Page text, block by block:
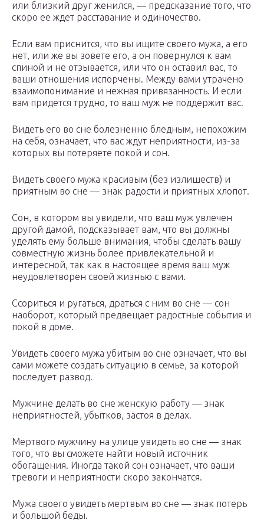
или близкий друг женился, — предсказание того, что
скоро ее ждет расставание и одиночество.
Если вам приснится, что вы ищите своего мужа, а его
нет, или же вы зовете его, а он повернулся к вам
спиной и не отзывается, или что он оставил вас, то
ваши отношения испорчены. Между вами утрачено
взаимопонимание и нежная привязанность. И если
вам придется трудно, то ваш муж не поддержит вас.
Видеть его во сне болезненно бледным, непохожим
на себя, означает, что вас ждут неприятности, из-за
которых вы потеряете покой и сон.
Видеть своего мужа красивым (без излишеств) и
приятным во сне — знак радости и приятных хлопот.
Сон, в котором вы увидели, что ваш муж увлечен
другой дамой, подсказывает вам, что вы должны
уделять ему больше внимания, чтобы сделать вашу
совместную жизнь более привлекательной и
интересной, так как в настоящее время ваш муж
неудовлетворен своей жизнью с вами.
Ссориться и ругаться, драться с ним во сне — сон
наоборот, который предвещает радостные события и
покой в доме.
Увидеть своего мужа убитым во сне означает, что вы
сами можете создать ситуацию в семье, за которой
последует развод.
Мужчине делать во сне женскую работу — знак
неприятностей, убытков, застоя в делах.
Мертвого мужчину на улице увидеть во сне — знак
того, что вы сможете найти новый источник
обогащения. Иногда такой сон означает, что ваши
тревоги и неприятности скоро закончатся.
Мужа своего увидеть мертвым во сне — знак потерь
и большой беды.